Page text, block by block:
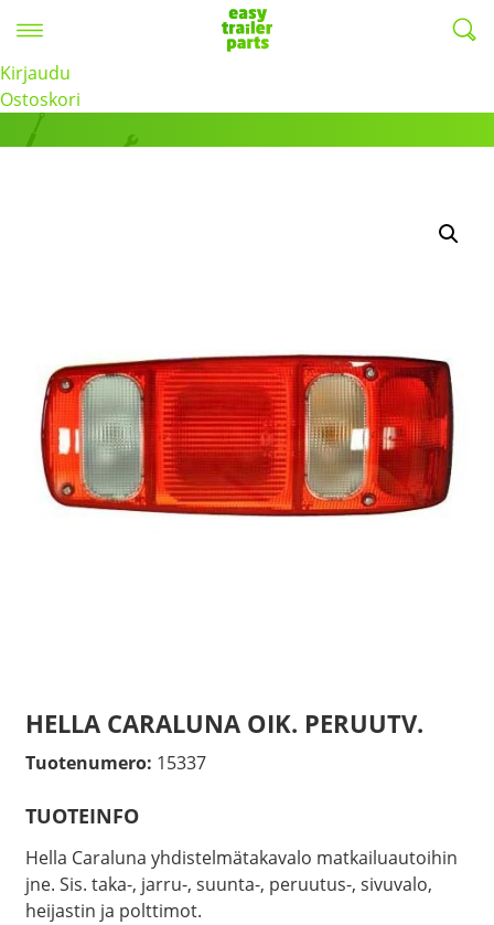
Kirjaudu
Ostoskori
Tuotteet
HELLA CARALUNA OIK. PERUUTV.
Tuotenumero: 15337
TUOTEINFO
Hella Caraluna yhdistelmätakavalo matkailuautoihin
jne. Sis. taka-, jarru-, suunta-, peruutus-, sivuvalo,
heijastin ja polttimot.